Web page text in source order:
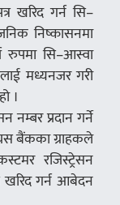
खरिद गर्न सि–
निष्कासनमा
रुपमा सि–आस्वा
मध्यनजर गरी
।
प्रदान गर्ने
बैंकका ग्राहकले
रजिस्ट्रेसन
खरिद गर्न आबेदन